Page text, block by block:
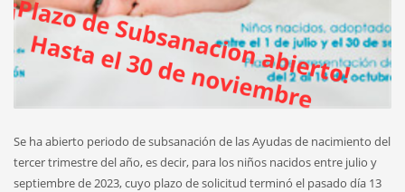
Se ha abierto periodo de subsanación de las Ayudas de nacimiento del
tercer trimestre del año, es decir, para los niños nacidos entre julio y
septiembre de 2023, cuyo plazo de solicitud terminó el pasado día 13